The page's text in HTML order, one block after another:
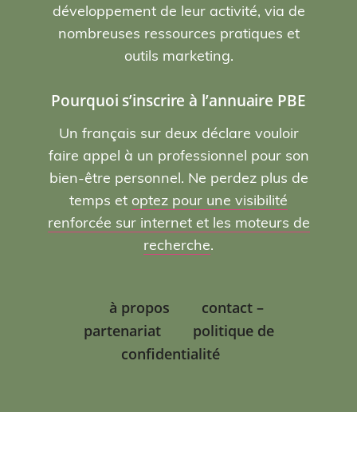
développement de leur activité, via de
nombreuses ressources pratiques et
outils marketing.
Pourquoi s’inscrire à l’annuaire PBE
Un français sur deux déclare vouloir
faire appel à un professionnel pour son
bien-être personnel. Ne perdez plus de
temps et optez pour une visibilité
renforcée sur internet et les moteurs de
recherche.
à propos
contact –
partenariat
politique de
confidentialité